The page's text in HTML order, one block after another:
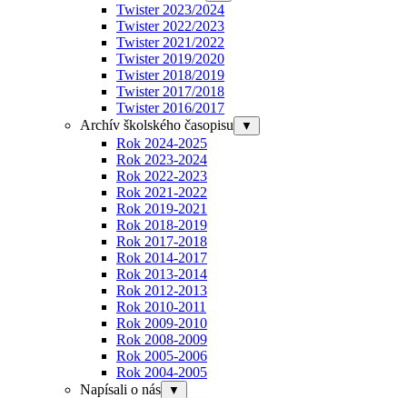
Twister 2023/2024
Twister 2022/2023
Twister 2021/2022
Twister 2019/2020
Twister 2018/2019
Twister 2017/2018
Twister 2016/2017
Archív školského časopisu
▼
Rok 2024-2025
Rok 2023-2024
Rok 2022-2023
Rok 2021-2022
Rok 2019-2021
Rok 2018-2019
Rok 2017-2018
Rok 2014-2017
Rok 2013-2014
Rok 2012-2013
Rok 2010-2011
Rok 2009-2010
Rok 2008-2009
Rok 2005-2006
Rok 2004-2005
Napísali o nás
▼